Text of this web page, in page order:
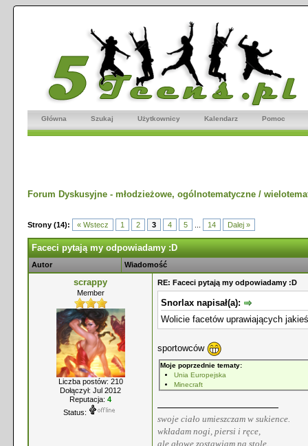
Główna Szukaj Użytkownicy Kalendarz Pomoc
Forum Dyskusyjne - młodzieżowe, ogólnotematyczne /
Strony (14): « Wstecz 1 2 3 4 5 14 Dalej »
Faceci pytają my odpowiadamy :D
Autor Wiadomość
scrappy
Member
Liczba postów: 210
Dołączył: Jul 2012
Reputacja: 4
Status:
RE: Faceci pytają my odpowiadamy :D
Snorlax napisał(a):
Wolicie facetów uprawiających
sportowców
Moje poprzednie tematy:
Unia Europejska
Minecraft
swoje ciało umieszczam w sukience.
wkładam nogi, piersi i ręce,
ale głowę zostawiam na stole,